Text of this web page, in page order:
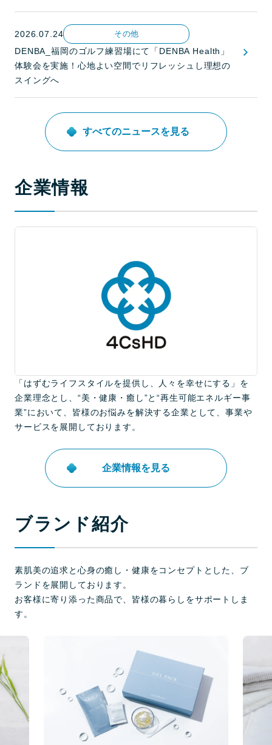
2026.07.24 その他
DENBA_福岡のゴルフ練習場にて「DENBA Health」
体験会を実施！心地よい空間でリフレッシュし理想の
スイングへ
すべてのニュースを見る
企業情報
「はずむライフスタイルを提供し、人々を幸せにする」を
企業理念とし、“美・健康・癒し”と“再生可能エネルギー事
業”において、皆様のお悩みを解決する企業として、事業や
サービスを展開しております。
企業情報を見る
ブランド紹介
素肌美の追求と心身の癒し・健康をコンセプトとした、ブ
ランドを展開しております。
お客様に寄り添った商品で、皆様の暮らしをサポートしま
す。